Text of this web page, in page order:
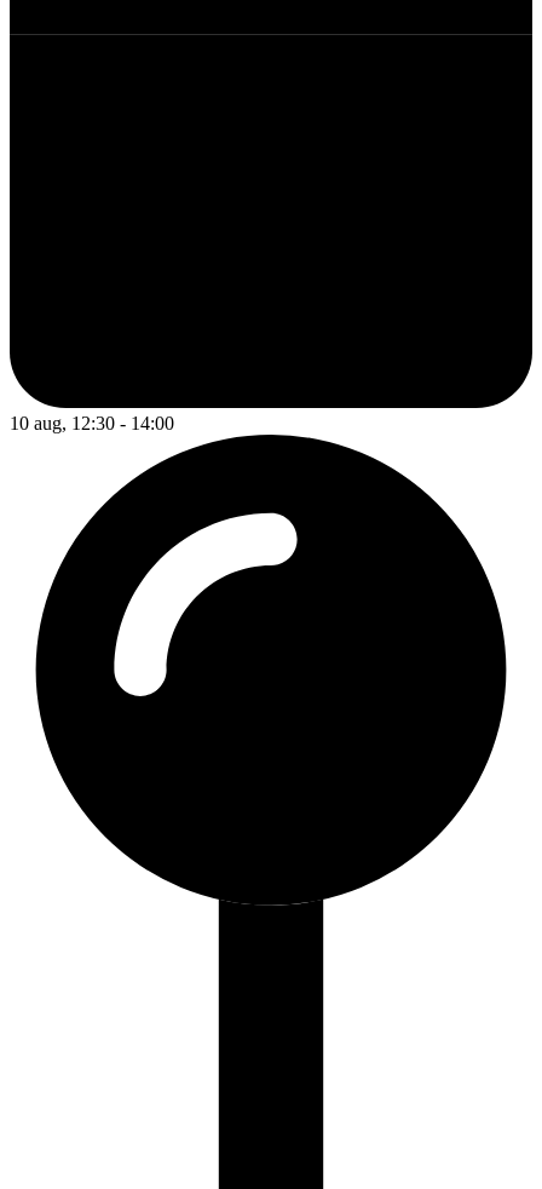
10 aug, 12:30 - 14:00